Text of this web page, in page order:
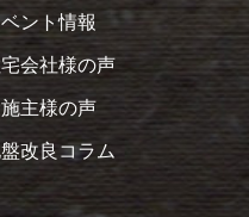
ント情報
会社様の声
主様の声
改良コラム